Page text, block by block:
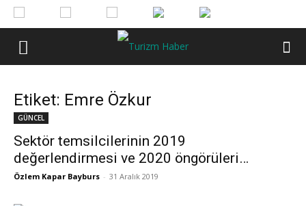
Etiket: Emre Özkur
GÜNCEL
Sektör temsilcilerinin 2019
değerlendirmesi ve 2020 öngörüleri…
Özlem Kapar Bayburs - 31 Aralık 2019